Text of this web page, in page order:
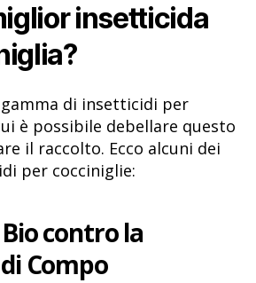
insetticida
gamma di insetticidi per
è possibile debellare questo
il raccolto. Ecco alcuni dei
per cocciniglie:
contro la
Compo